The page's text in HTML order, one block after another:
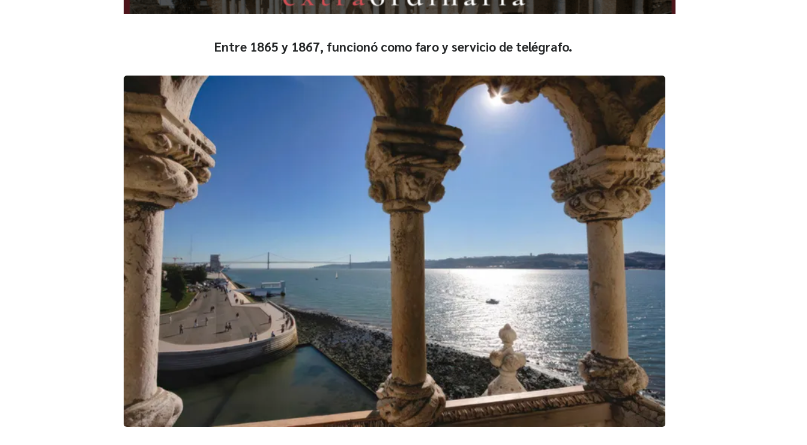
Entre 1865 y 1867, funcionó como faro y servicio de telégrafo.